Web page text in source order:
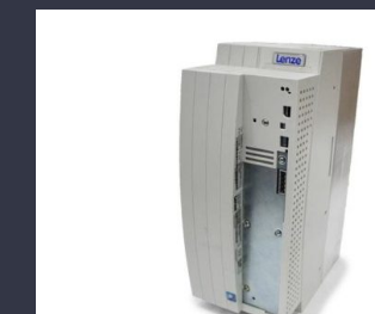
DETTAGLI